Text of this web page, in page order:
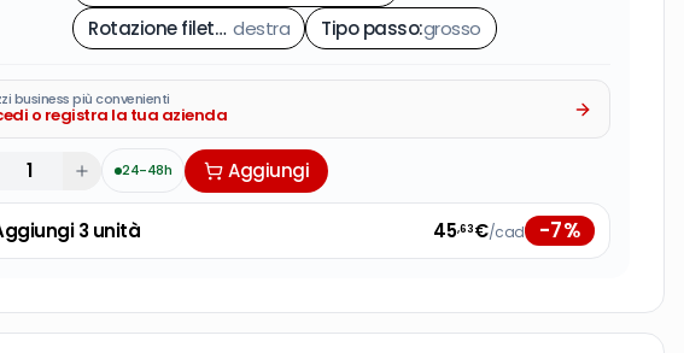
Rotazione filettatura
:
destra Tipo passo:grosso
business più convenienti
o registra la tua azienda
24-48h Aggiungi
3unità 45,63€/cad -7%